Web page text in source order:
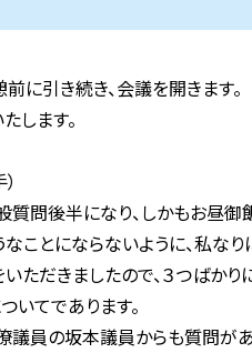
引き続き、会議を開きます。
します。
後半になり、しかもお昼御飯
ことにならないように、私な
ただきましたので、３つばか
てであります。
議員の坂本議員からも質問が